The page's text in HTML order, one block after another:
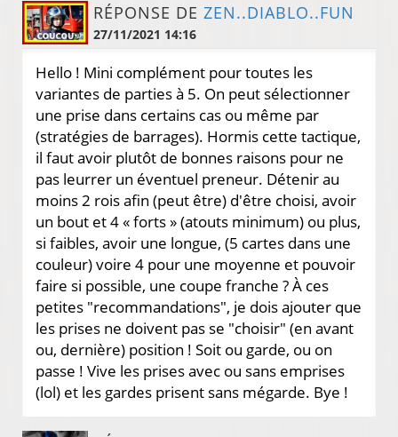
RÉPONSE DE ZEN..DIABLO..FUN
27/11/2021 14:16
Hello ! Mini complément pour toutes les
variantes de parties à 5. On peut sélectionner
une prise dans certains cas ou même par
(stratégies de barrages). Hormis cette tactique,
il faut avoir plutôt de bonnes raisons pour ne
pas leurrer un éventuel preneur. Détenir au
moins 2 rois afin (peut être) d'être choisi, avoir
un bout et 4 « forts » (atouts minimum) ou plus,
si faibles, avoir une longue, (5 cartes dans une
couleur) voire 4 pour une moyenne et pouvoir
faire si possible, une coupe franche ? À ces
petites "recommandations", je dois ajouter que
les prises ne doivent pas se "choisir" (en avant
ou, dernière) position ! Soit ou garde, ou on
passe ! Vive les prises avec ou sans emprises
(lol) et les gardes prisent sans mégarde. Bye !